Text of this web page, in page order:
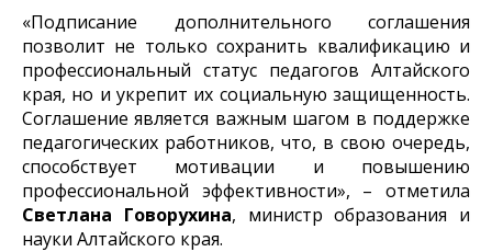
«Подписание дополнительного соглашения
позволит не только сохранить квалификацию и
профессиональный статус педагогов Алтайского
края, но и укрепит их социальную защищенность.
Соглашение является важным шагом в поддержке
педагогических работников, что, в свою очередь,
способствует мотивации и повышению
профессиональной эффективности», – отметила
Светлана Говорухина, министр образования и
науки Алтайского края.